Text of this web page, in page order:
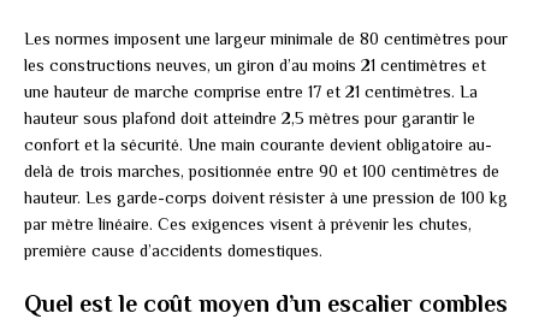
Les normes imposent une largeur minimale de 80 centimètres pour
les constructions neuves, un giron d’au moins 21 centimètres et
une hauteur de marche comprise entre 17 et 21 centimètres. La
hauteur sous plafond doit atteindre 2,5 mètres pour garantir le
confort et la sécurité. Une main courante devient obligatoire au-
delà de trois marches, positionnée entre 90 et 100 centimètres de
hauteur. Les garde-corps doivent résister à une pression de 100 kg
par mètre linéaire. Ces exigences visent à prévenir les chutes,
première cause d’accidents domestiques.
Quel est le coût moyen d’un escalier combles